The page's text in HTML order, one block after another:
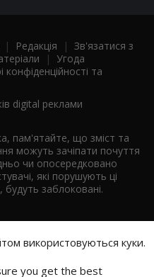
| Редакція | Зв'язатися з
| Угода
конфіденційності та
digital реклами
пам'ятайте, що зміст та
можуть зачіпати почуття
чи опосередковано
які порушують ці
заблоковані.
використовуються куки.
you get the best